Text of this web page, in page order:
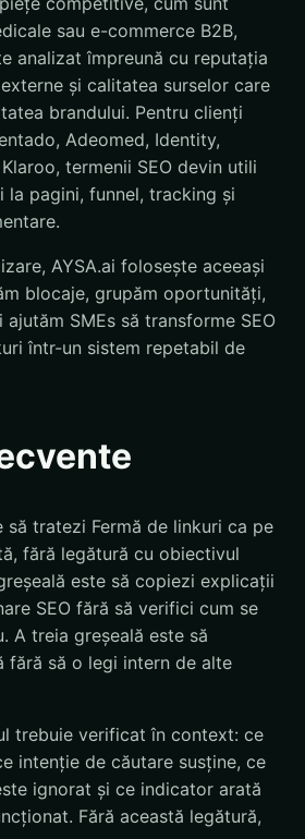
sau e-commerce B2B,
analizat împreună cu reputația
și calitatea surselor care
brandului. Pentru clienți
Adeomed, Identity,
termenii SEO devin utili
la pagini, funnel, tracking și
AYSA.ai folosește aceeași
blocaje, grupăm oportunități,
SMEs să transforme SEO
într-un sistem repetabil de
să tratezi Fermă de linkuri ca pe
fără legătură cu obiectivul
este să copiezi explicații
SEO fără să verifici cum se
A treia greșeală este să
fără să o legi intern de alte
trebuie verificat în context: ce
intenție de căutare susține, ce
ignorat și ce indicator arată
Fără această legătură,